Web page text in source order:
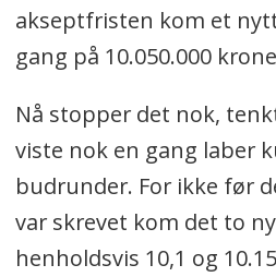
akseptfristen kom et
gang på 10.050.000
Nå stopper det nok,
viste nok en gang laber
budrunder. For ikke før
var skrevet kom det to
henholdsvis 10,1 og